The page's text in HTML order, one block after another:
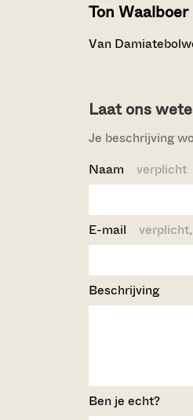
Ton Waalboer
Van
Laat ons
Je beschrijving
Naam verplicht
E-mail
Beschrijving
Ben je echt?